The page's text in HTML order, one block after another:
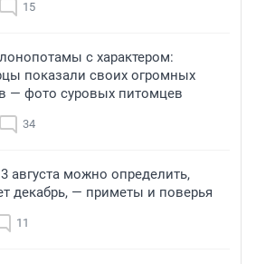
15
с характером:
показали своих огромных
— фото суровых питомцев
34
августа можно определить,
декабрь, — приметы и поверья
11